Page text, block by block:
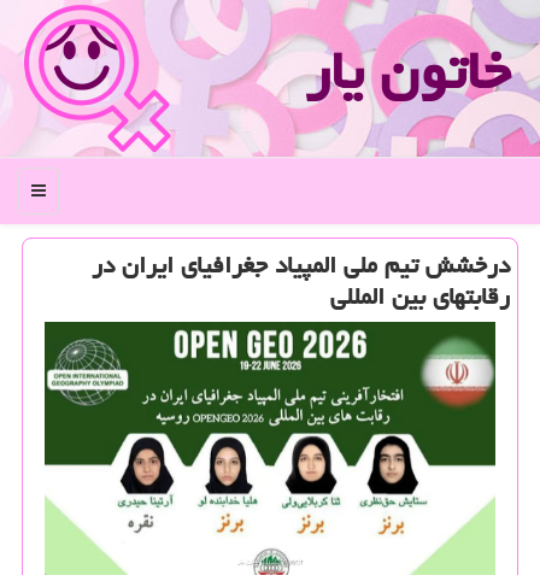
خاتون یار
منو
درخشش تیم ملی المپیاد جغرافیای ایران در
رقابتهای بین المللی